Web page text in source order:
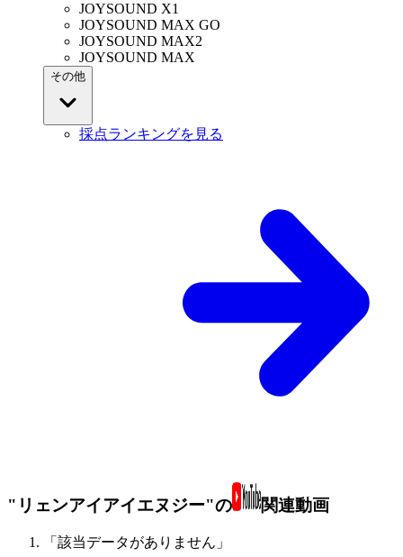
JOYSOUND X1
JOYSOUND MAX GO
JOYSOUND MAX2
JOYSOUND MAX
その他
採点ランキングを見る
"リェンアイアイエヌジー"の 関連動画
「該当データがありません」